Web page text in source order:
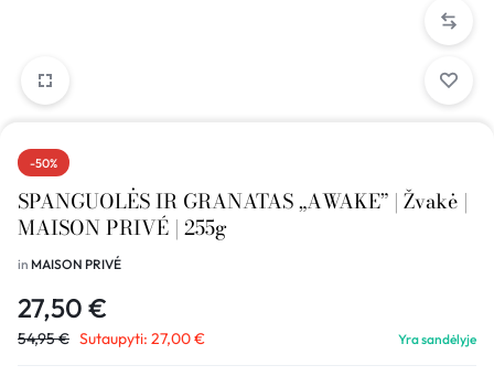
-50%
SPANGUOLĖS IR GRANATAS „AWAKE” | Žvakė |
MAISON PRIVÉ | 255g
in MAISON PRIVÉ
27,50 €
54,95€ Sutaupyti: 27,00€ Yra sandėlyje